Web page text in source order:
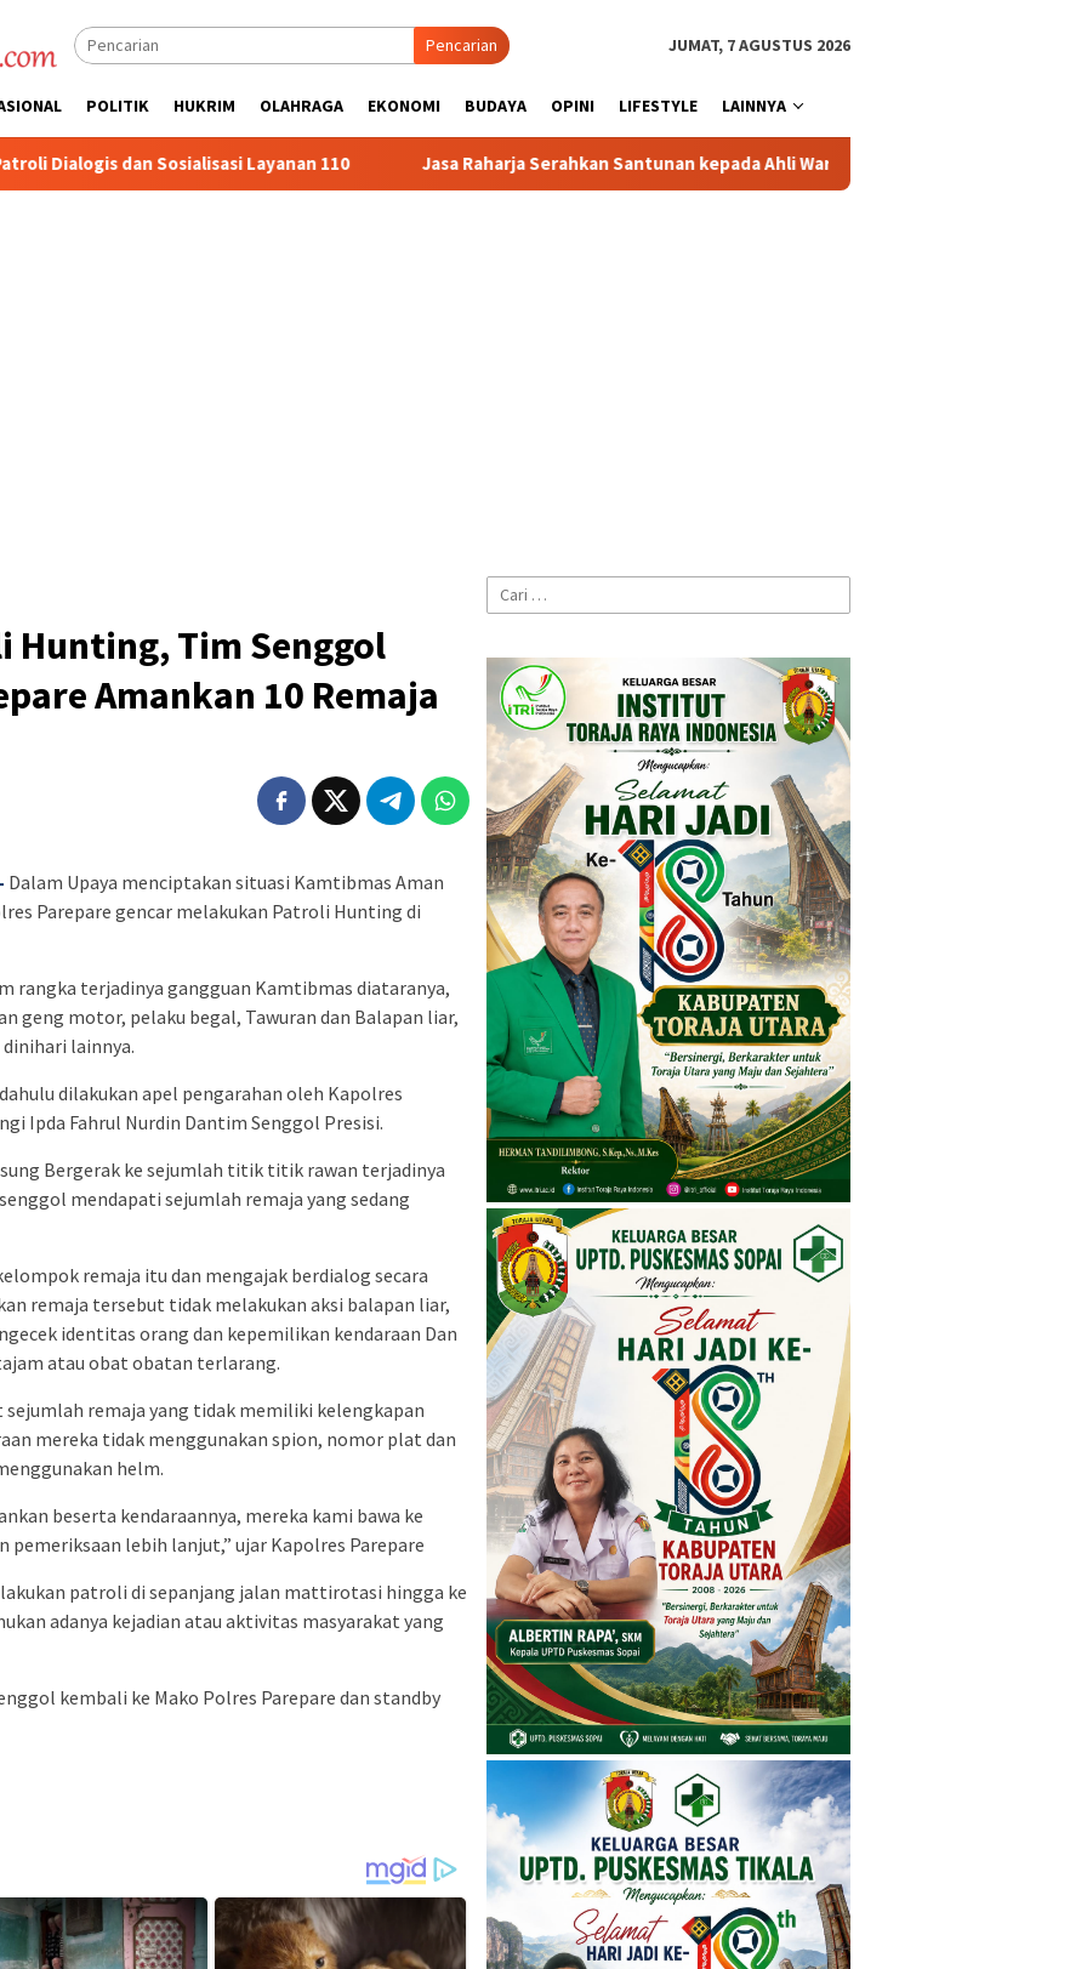
Pencarian JUMAT, 7 AGUSTUS 2026
POLITIK HUKRIM OLAHRAGA EKONOMI BUDAYA OPINI LIFESTYLE LAINNYA
Layanan 110 Jasa Raharja Serahkan Santunan kepada Ahli Waris Korban Kebakaran KM Mutiara Sentosa II
Tim Senggol
Amankan 10 Remaja
Dalam Upaya menciptakan situasi Kamtibmas Aman
Parepare gencar melakukan Patroli Hunting di
rangka terjadinya gangguan Kamtibmas diataranya,
geng motor, pelaku begal, Tawuran dan Balapan liar,
lainnya.
dilakukan apel pengarahan oleh Kapolres
Ipda Fahrul Nurdin Dantim Senggol Presisi.
Bergerak ke sejumlah titik titik rawan terjadinya
mendapati sejumlah remaja yang sedang
remaja itu dan mengajak berdialog secara
remaja tersebut tidak melakukan aksi balapan liar,
identitas orang dan kepemilikan kendaraan Dan
atau obat obatan terlarang.
remaja yang tidak memiliki kelengkapan
mereka tidak menggunakan spion, nomor plat dan
helm.
beserta kendaraannya, mereka kami bawa ke
pemeriksaan lebih lanjut,” ujar Kapolres Parepare
patroli di sepanjang jalan mattirotasi hingga ke
adanya kejadian atau aktivitas masyarakat yang
kembali ke Mako Polres Parepare dan standby
Cari
untuk: